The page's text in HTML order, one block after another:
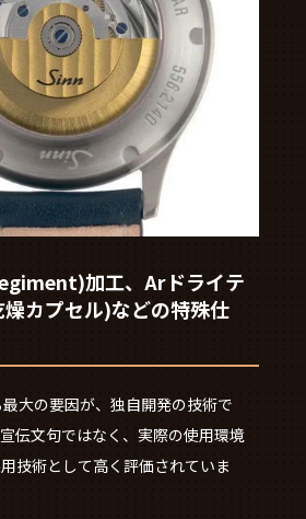
加工、Arドライテ
カプセル)などの特殊仕
大の要因が、独自開発の技術で
伝文句ではなく、実際の使用環境
技術として高く評価されていま